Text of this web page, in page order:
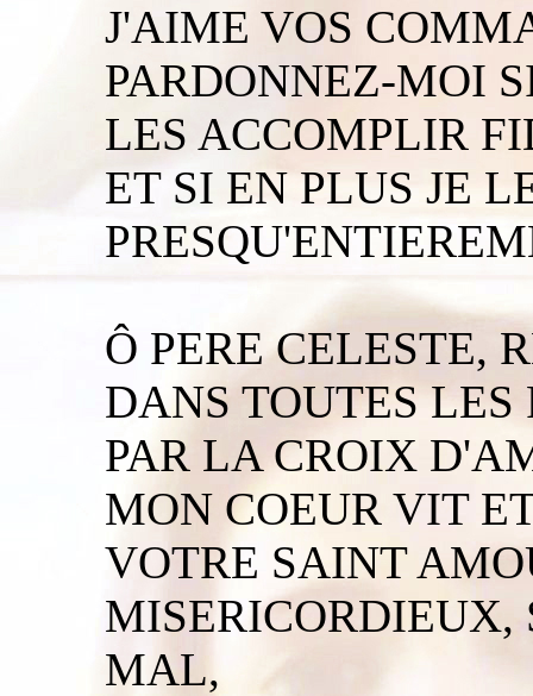
J'AIME VOS
PARDONNEZ-MOI
LES ACCOMPLIR
ET SI EN PLUS JE
Ô PERE CELESTE,
DANS TOUTES
PAR LA CROIX
MON COEUR VIT
VOTRE SAINT
MISERICORDIEUX,
MAL,